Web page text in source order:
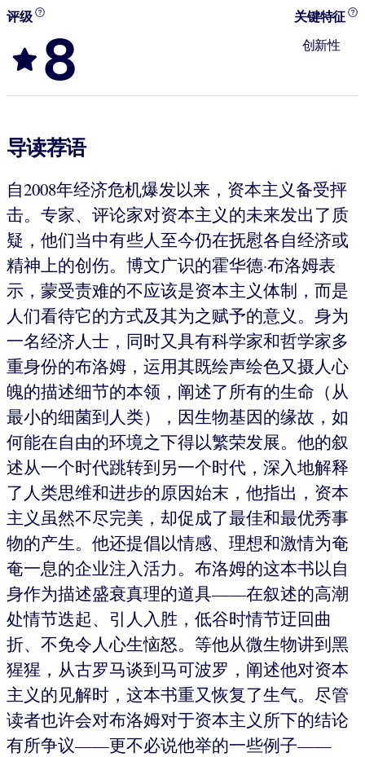
评级
8
关键特征
创新性
导读荐语
自2008年经济危机爆发以来，资本主义备受抨
击。专家、评论家对资本主义的未来发出了质
疑，他们当中有些人至今仍在抚慰各自经济或
精神上的创伤。博文广识的霍华德·布洛姆表
示，蒙受责难的不应该是资本主义体制，而是
人们看待它的方式及其为之赋予的意义。身为
一名经济人士，同时又具有科学家和哲学家多
重身份的布洛姆，运用其既绘声绘色又摄人心
魄的描述细节的本领，阐述了所有的生命（从
最小的细菌到人类），因生物基因的缘故，如
何能在自由的环境之下得以繁荣发展。他的叙
述从一个时代跳转到另一个时代，深入地解释
了人类思维和进步的原因始末，他指出，资本
主义虽然不尽完美，却促成了最佳和最优秀事
物的产生。他还提倡以情感、理想和激情为奄
奄一息的企业注入活力。布洛姆的这本书以自
身作为描述盛衰真理的道具——在叙述的高潮
处情节迭起、引人入胜，低谷时情节迂回曲
折、不免令人心生恼怒。等他从微生物讲到黑
猩猩，从古罗马谈到马可波罗，阐述他对资本
主义的见解时，这本书重又恢复了生气。尽管
读者也许会对布洛姆对于资本主义所下的结论
有所争议——更不必说他举的一些例子——